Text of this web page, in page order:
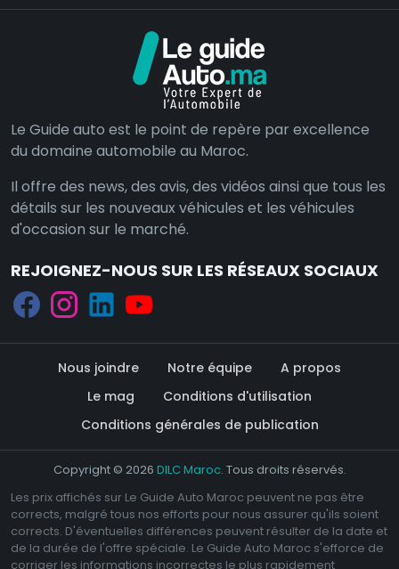
Le Guide auto est le point de repère par excellence
du domaine automobile au Maroc.
Il offre des news, des avis, des vidéos ainsi que tous les
détails sur les nouveaux véhicules et les véhicules
d'occasion sur le marché.
REJOIGNEZ-NOUS SUR LES RÉSEAUX SOCIAUX
Nous joindre Notre équipe
A propos
Le mag
Conditions d'utilisation
Conditions générales de publication
Copyright © 2026 DILC Maroc. Tous droits réservés.
Les prix affichés sur Le Guide Auto Maroc peuvent ne pas être
corrects, malgré tous nos efforts pour nous assurer qu'ils soient
corrects. D'éventuelles différences peuvent résulter de la date et
de la durée de l'offre spéciale. Le Guide Auto Maroc s'efforce de
corriger les informations incorrectes le plus rapidement